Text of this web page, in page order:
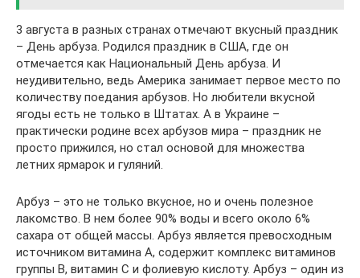
3 августа в разных странах отмечают вкусный праздник
– День арбуза. Родился праздник в США, где он
отмечается как Национальный День арбуза. И
неудивительно, ведь Америка занимает первое место по
количеству поедания арбузов. Но любители вкусной
ягоды есть не только в Штатах. А в Украине –
практически родине всех арбузов мира – праздник не
просто прижился, но стал основой для множества
летних ярмарок и гуляний.
Арбуз – это не только вкусное, но и очень полезное
лакомство. В нем более 90% воды и всего около 6%
сахара от общей массы. Арбуз является превосходным
источником витамина А, содержит комплекс витаминов
группы В, витамин С и фолиевую кислоту. Арбуз – один из